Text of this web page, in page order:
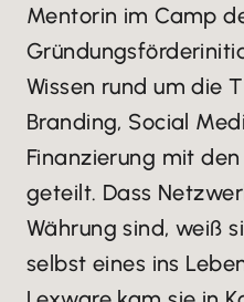
Mentorin im Camp
Wissen rund um die
Branding, Social
Finanzierung mit
geteilt. Dass
Währung sind, weiß
selbst eines ins